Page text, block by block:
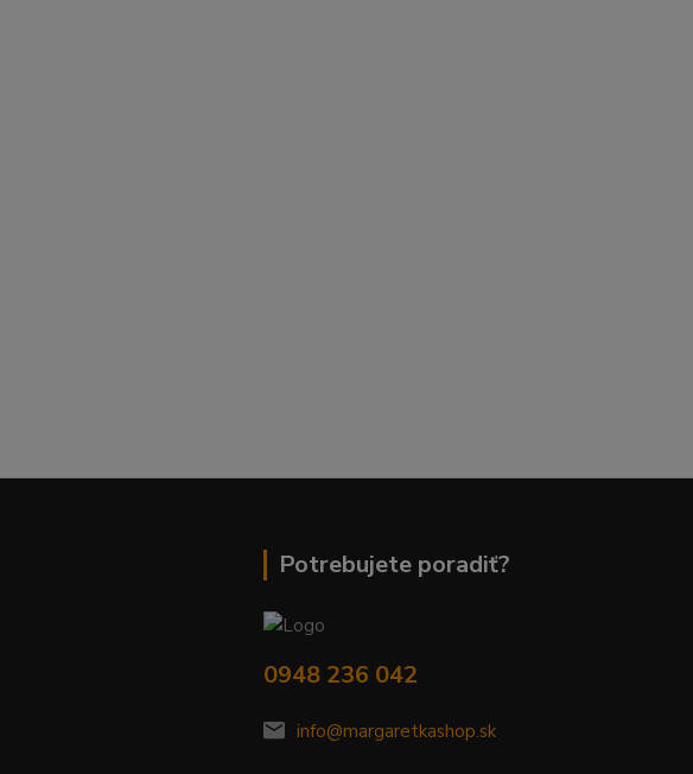
Potrebujete poradiť?
0948 236 042
info@margaretkashop.sk